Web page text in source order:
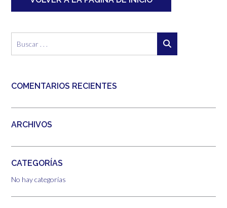
COMENTARIOS RECIENTES
ARCHIVOS
CATEGORÍAS
No hay categorías